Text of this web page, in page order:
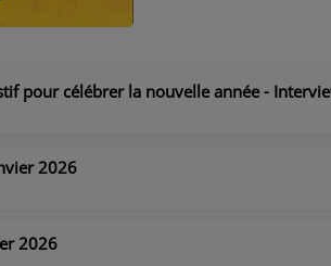
pour célébrer la nouvelle année -
2026
2026